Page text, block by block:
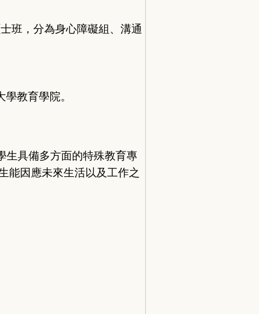
班，分為身心障礙組、溝通
教育學院。
生具備多方面的特殊教育專
能因應未來生活以及工作之